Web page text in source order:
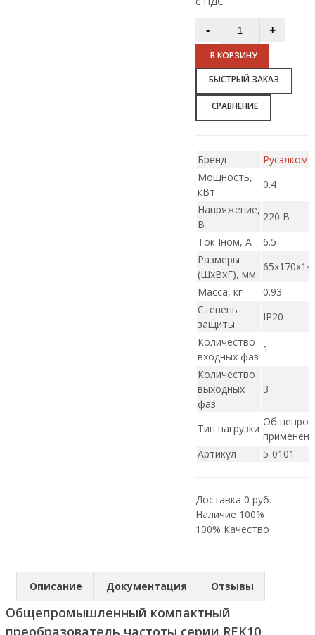
В КОРЗИНУ
БЫСТРЫЙ ЗАКАЗ
СРАВНЕНИЕ
Бренд
Русэлком
Мощность,
кВт
0.4
Напряжение,
В
220 В
Ток Iном, А
6.5
Размеры
(ШxВxГ), мм
Масса, кг
0.93
Степень
защиты
IP20
Количество
входных фаз
1
Количество
выходных
фаз
3
Тип нагрузки
Артикул
5-0101
Доставка 0 руб.
Наличие 100%
100% Качество
Описание Документация Отзывы
Общепромышленный компактный
преобразователь частоты серии REK10